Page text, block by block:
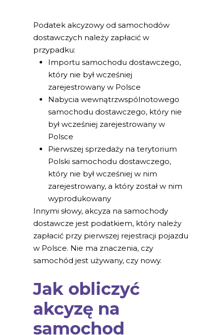
Podatek akcyzowy od samochodów
dostawczych należy zapłacić w
przypadku:
Importu samochodu dostawczego,
który nie był wcześniej
zarejestrowany w Polsce
Nabycia wewnątrzwspólnotowego
samochodu dostawczego, który nie
był wcześniej zarejestrowany w
Polsce
Pierwszej sprzedaży na terytorium
Polski samochodu dostawczego,
który nie był wcześniej w nim
zarejestrowany, a który został w nim
wyprodukowany
Innymi słowy, akcyza na samochody
dostawcze jest podatkiem, który należy
zapłacić przy pierwszej rejestracji pojazdu
w Polsce. Nie ma znaczenia, czy
samochód jest używany, czy nowy.
Jak obliczyć
akcyzę na
samochod